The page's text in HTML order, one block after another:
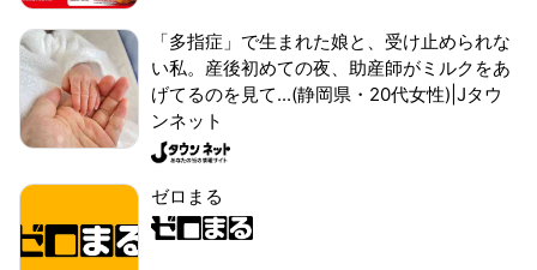
「多指症」で生まれた娘と、受け止められな
い私。産後初めての夜、助産師がミルクをあ
げてるのを見て...(静岡県・20代女性)|Jタウ
ンネット
ゼロまる